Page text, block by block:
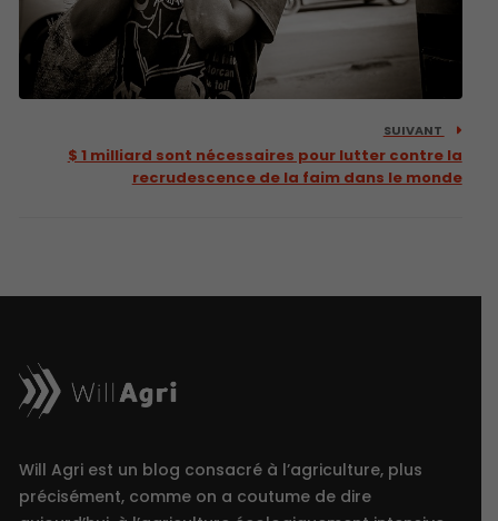
SUIVANT
$ 1 milliard sont nécessaires pour lutter contre la
recrudescence de la faim dans le monde
Will Agri est un blog consacré à l’agriculture, plus
précisément, comme on a coutume de dire